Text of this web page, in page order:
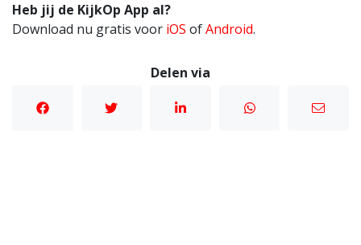
Heb jij de KijkOp App al?
Download nu gratis voor iOS ofAndroid.
Delen via